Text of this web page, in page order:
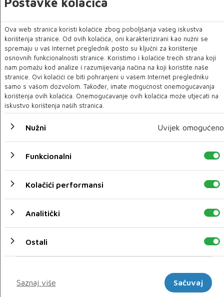
Saslušana još dva svjedoka na suđenju za nabavku
respiratora
23 VELJ 2022
Ova web stranica koristi kolačiće zbog poboljšanja vašeg iskustva
korištenja stranice. Od ovih kolačića, oni karakterizirani kao nužni se
spremaju u vaš Internet preglednik pošto su ključni za korištenje
osnovnih funkcionalnosti stranice. Koristimo i kolačiće trećih strana koji
nam pomažu kod analize i razumijevanja načina na koji koristite naše
stranice. Ovi kolačići će biti pohranjeni u vašem Internet pregledniku
samo s vašom dozvolom. Također, imate mogućnost onemogućavanja
korištenja ovih kolačića. Onemogućavanje ovih kolačića može utjecati na
iskustvo korištenja naših stranica.
Nužni Uvijek omogućeno
Funkcionalni
Kolačići performansi
Analitički
Ostali
Saznaj više
Sačuvaj